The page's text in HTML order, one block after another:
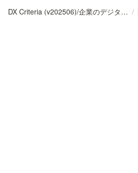
DX Criteria (v202506)/企業のデジタル化とソフトウェア活用のためのガイドライン /